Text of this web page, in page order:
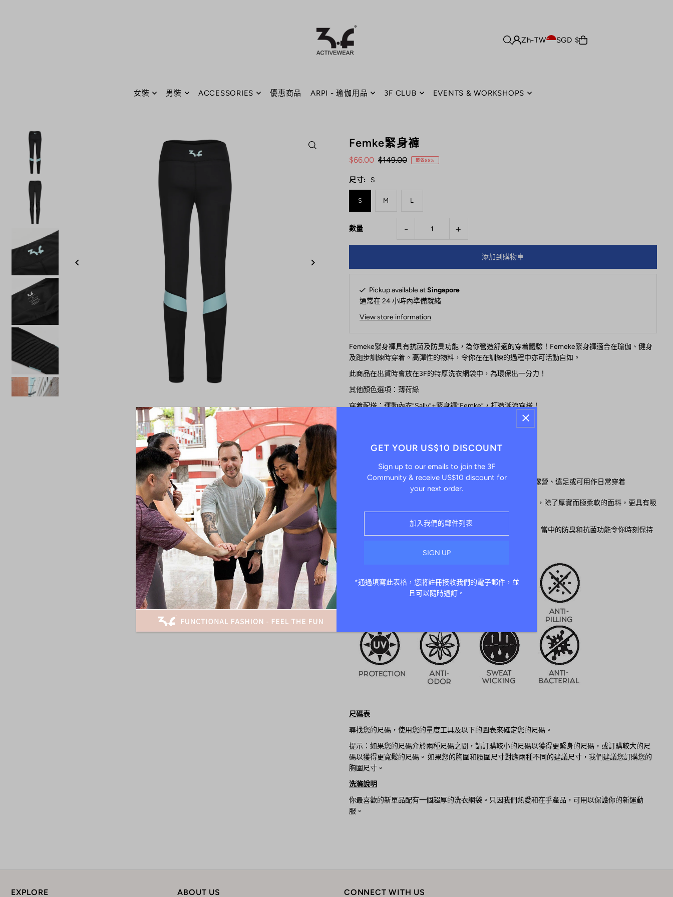
女裝 男裝 ACCESSORIES 優惠商品 ARPI - 瑜伽用品 3F CLUB EVENTS & WORKSHOPS
Zh-TW SGD $
Femke緊身褲
$66.00 $149.00 節省55%
尺寸: S
S M L
數量 - +
Pickup available atSingapore
通常在 24 小時內準備就緒
View store information
Femeke緊身褲具有抗菌及防臭功能，為你營造舒適的穿着體驗！ Femeke緊身褲適合在瑜伽、健身
及跑步訓練時穿着。 高彈性的物料，令你在在訓練的過程中亦可活動自如。
此商品在出貨時會放在3F的特厚洗衣網袋中，為環保出一分力！
其他顏色選項：薄荷綠
穿着配搭：運動內衣“Sally”+緊身褲“Femke”，打造潮流穿搭！
快乾及吸濕排汗功能
平式鎖縫技術帶來無摩擦的舒適感
適用於多元化的運動；健身、高強度訓練、瑜伽、步行、露營、遠足或可用作日常穿着
我們的 77% 聚酯纖維和 23% 氨綸緊身褲是3F最受歡迎的系列，除了厚實而極柔軟的面料，更具有吸
濕排汗功能。
3F使用的每種材質都經過特別處理，使用金屬刷將面料打毛。 當中的防臭和抗菌功能令你時刻保持
尺碼表
尋找您的尺碼，使用您的量度工具及以下的圖表來確定您的尺碼。
提示：如果您的尺碼介於兩種尺碼之間，請訂購較小的尺碼以獲得更緊身的尺碼，或訂購較大的尺
碼以獲得更寬鬆的尺碼。 如果您的胸圍和腰圍尺寸對應兩種不同的建議尺寸，我們建議您訂購您的
胸圍尺寸。
洗滌說明
你最喜歡的新單品配有一個超厚的洗衣網袋。只因我們熱愛和在乎產品，可用以保護你的新運動
服。
EXPLORE ABOUT US CONNECT WITH US
GET YOUR US$10 DISCOUNT
Sign up to our emails to join the 3F
Community & receive US$10 discount for
your next order.
*通過填寫此表格，您將註冊接收我們的電子郵件，並
且可以隨時退訂。